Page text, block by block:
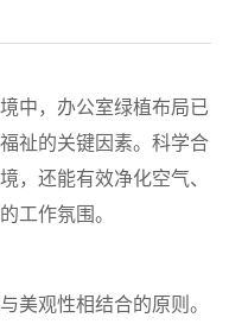
中，办公室绿植布局已
祉的关键因素。科学合
，还能有效净化空气、
工作氛围。
美观性相结合的原则。